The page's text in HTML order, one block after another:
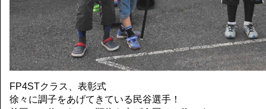
FP4STクラス、表彰式
徐々に調子をあげてきている民谷選手！